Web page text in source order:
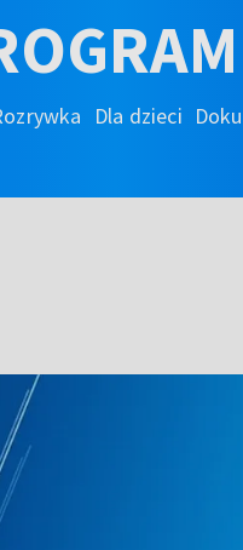
Dla dzieci